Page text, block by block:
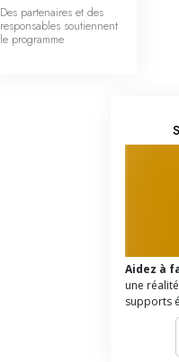
Des partenaires et des
responsables soutiennent
le programme
Aidez à
une
supports